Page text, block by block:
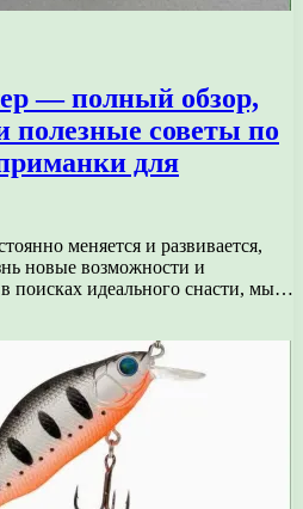
— полный обзор,
полезные советы по
для
меняется и развивается,
новые возможности и
поисках идеального снасти, мы…